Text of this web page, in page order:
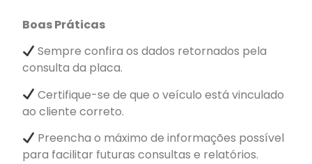
Boas Práticas
Sempre confira os dados retornados pela
consulta da placa.
Certifique-se de que o veículo está vinculado
ao cliente correto.
Preencha o máximo de informações possível
para facilitar futuras consultas e relatórios.